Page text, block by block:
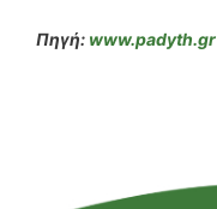
Πηγή: www.padyth.gr